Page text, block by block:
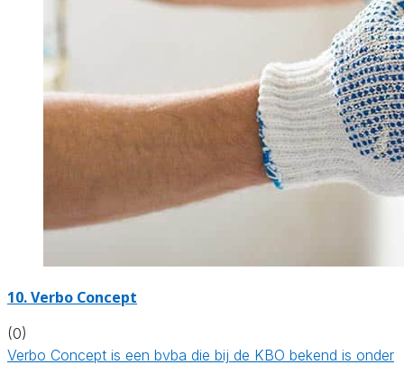
10. Verbo Concept
(0)
Verbo Concept is een bvba die bij de KBO bekend is onder